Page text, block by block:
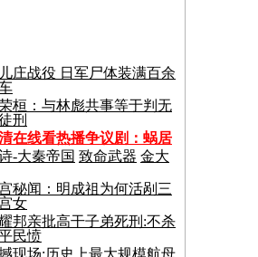
庄战役 日军尸体装满百余
桓：与林彪共事等于判无
刑
在线看热播争议剧： 蜗居
-大秦帝国 致命武器 金大
秘闻：明成祖为何活剐三
女
邦亲批高干子弟死刑:不杀
民愤